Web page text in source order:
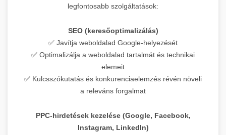
legfontosabb szolgáltatások:
SEO (keresőoptimalizálás)
✅ Javítja weboldalad Google-helyezését
✅ Optimalizálja a weboldalad tartalmát és technikai
elemeit
✅ Kulcsszókutatás és konkurenciaelemzés révén növeli
a releváns forgalmat
PPC-hirdetések kezelése (Google, Facebook,
Instagram, LinkedIn)